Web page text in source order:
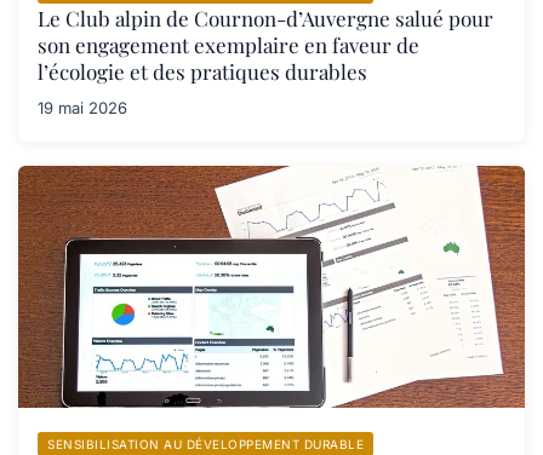
Le Club alpin de Cournon-d’Auvergne salué pour
son engagement exemplaire en faveur de
l’écologie et des pratiques durables
19 mai 2026
SENSIBILISATION AU DÉVELOPPEMENT DURABLE